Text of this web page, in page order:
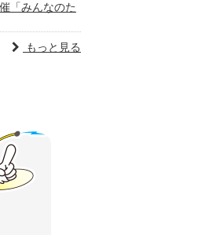
「みんなのた
もっと見る